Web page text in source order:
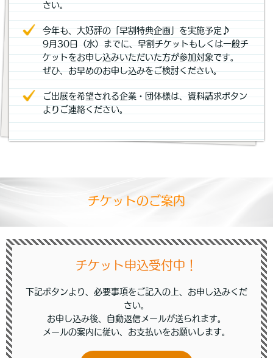
さい。
今年も、大好評の「早割特典企画」を実施予定♪
9月30日（水）までに、早割チケットもしくは一般チ
ケットをお申し込みいただいた方が参加対象です。
ぜひ、お早めのお申し込みをご検討ください。
ご出展を希望される企業・団体様は、資料請求ボタン
よりご連絡ください。
チケットのご案内
チケット申込受付中！
下記ボタンより、必要事項をご記入の上、お申し込みくだ
さい。
お申し込み後、自動返信メールが送られます。
メールの案内に従い、お支払いをお願いします。